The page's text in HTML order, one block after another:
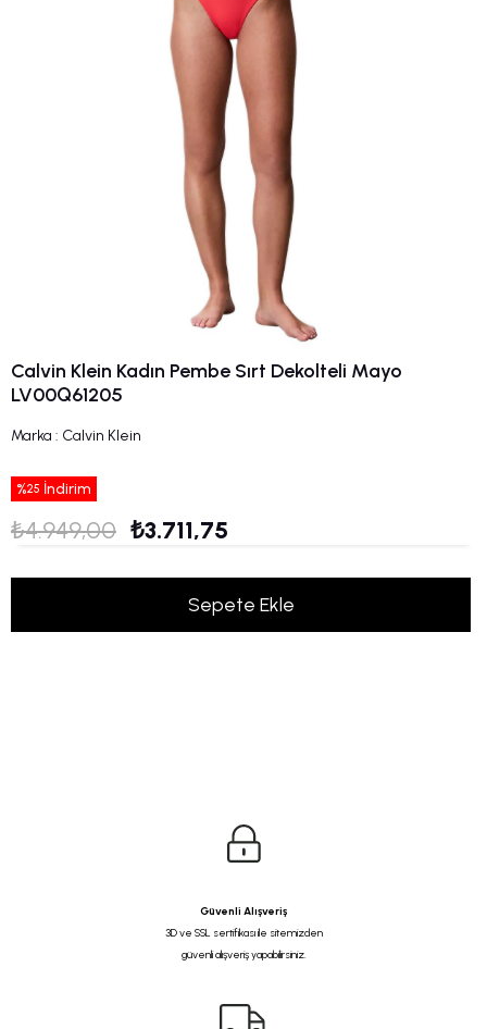
Calvin Klein Kadın Pembe Sırt Dekolteli Mayo
LV00Q61205
Marka : Calvin Klein
%25 İndirim
₺4.949,00 ₺3.711,75
Güvenli Alışveriş
3D ve SSL sertifikası ile sitemizden
güvenli alışveriş yapabilirsiniz.